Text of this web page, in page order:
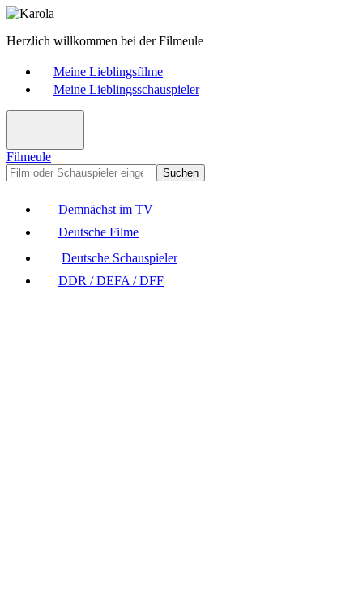
Herzlich willkommen bei der Filmeule
Meine Lieblingsfilme
Meine Lieblingsschauspieler
Filmeule
Suchen
Demnächst im TV
Deutsche Filme
Deutsche Schauspieler
DDR / DEFA / DFF